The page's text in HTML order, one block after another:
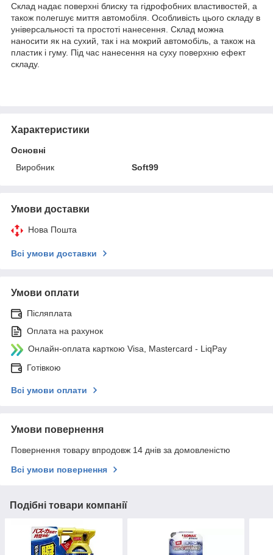
Склад надає поверхні блиску та гідрофобних властивостей, а
також полегшує миття автомобіля. Особливість цього складу в
універсальності та простоті нанесення. Склад можна
наносити як на сухий, так і на мокрий автомобіль, а також на
пластик і гуму. Під час нанесення на суху поверхню ефект
складу.
Характеристики
Основні
Виробник
Soft99
Умови доставки
Нова Пошта
Всі умови доставки
Умови оплати
Післяплата
Оплата на рахунок
Онлайн-оплата карткою Visa, Mastercard - LiqPay
Готівкою
Всі умови оплати
Умови повернення
Повернення товару впродовж 14 днів за домовленістю
Всі умови повернення
Подібні товари компанії